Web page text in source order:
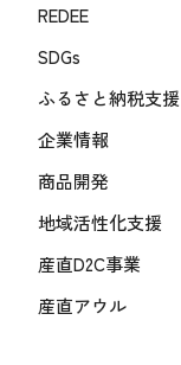
REDEE
SDGs
ふるさと納税支援
企業情報
商品開発
地域活性化支援
産直D2C事業
産直アウル